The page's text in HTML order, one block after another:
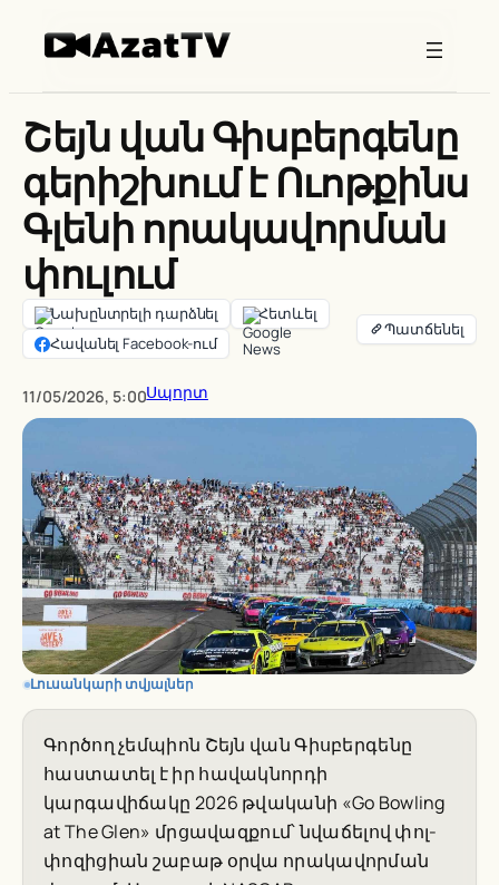
Շեյն վան Գիսբերգենը
գերիշխում է Ուոթքինս
Գլենի որակավորման
փուլում
Նախընտրելի դարձնել
Հետևել
Հավանել Facebook-ում
11/05/2026, 5:00Սպորտ
Լուսանկարի տվյալներ
Գործող չեմպիոն Շեյն վան Գիսբերգենը
հաստատել է իր հավակնորդի
կարգավիճակը 2026 թվականի «Go Bowling
at The Glen» մրցավազքում՝ նվաճելով փոլ-
փոզիցիան շաբաթ օրվա որակավորման